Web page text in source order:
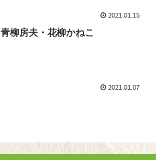
2021.01.15
青柳房夫・花柳かねこ
2021.01.07